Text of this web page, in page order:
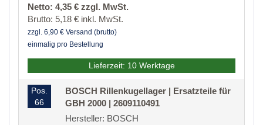
Netto: 4,35 € zzgl. MwSt.
Brutto: 5,18 € inkl. MwSt.
zzgl. 6,90 € Versand (brutto)
einmalig pro Bestellung
Lieferzeit: 10 Werktage
Pos.
66
BOSCH Rillenkugellager | Ersatzteile für
GBH 2000 | 2609110491
Hersteller: BOSCH